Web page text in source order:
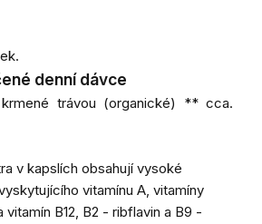
denní dávce
trávou (organické) ** cca.
v kapslích obsahují vysoké
vitamínu A, vitamíny
B12, B2 - ribflavin a B9 -